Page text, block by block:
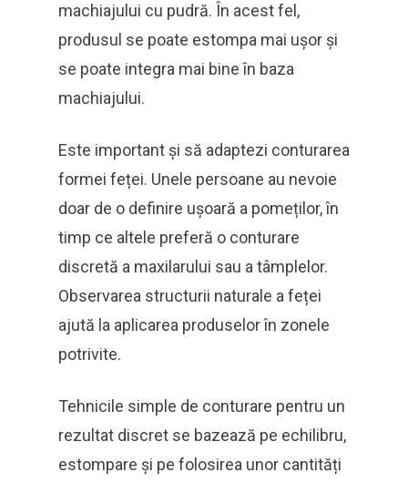
machiajului cu pudră. În acest fel,
produsul se poate estompa mai ușor și
se poate integra mai bine în baza
machiajului.
Este important și să adaptezi conturarea
formei feței. Unele persoane au nevoie
doar de o definire ușoară a pomeților, în
timp ce altele preferă o conturare
discretă a maxilarului sau a tâmplelor.
Observarea structurii naturale a feței
ajută la aplicarea produselor în zonele
potrivite.
Tehnicile simple de conturare pentru un
rezultat discret se bazează pe echilibru,
estompare și pe folosirea unor cantități